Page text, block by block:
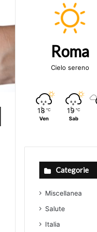
Imprimir
Roma
Cielo sereno
18 ℃
Ven
19 ℃
Sab
Categorie
Miscellanea
Salute
Italia